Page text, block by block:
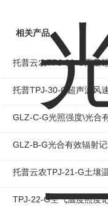
相关产品
托普云农TPJ-32-G雨量
托普TPJ-30-G超声波风
GLZ-C-G光照强度\光合
GLZ-B-G光合有效辐射
托普云农TPJ-21-G土壤
TPJ-22-G空气温度照度